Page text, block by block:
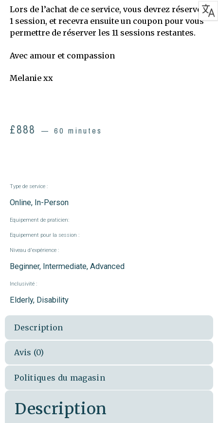
Lors de l’achat de ce service, vous devrez réserver
1 session, et recevra ensuite un coupon pour vous
permettre de réserver les 11 sessions restantes.
Avec amour et compassion
Melanie xx
£888 60 minutes
Type de service :
Online, In-Person
Equipement de praticien:
Equipement pour la session :
Niveau d'expérience :
Beginner, Intermediate, Advanced
Inclusivité :
Elderly, Disability
Description
Avis (0)
Politiques du magasin
Description